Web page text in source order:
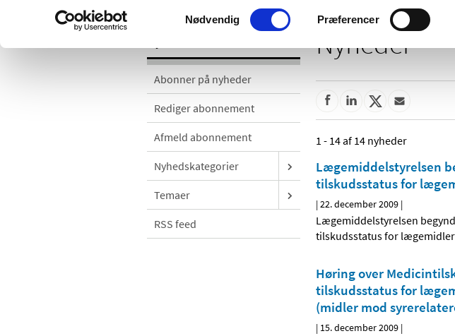
Samtykkevalg
Nødvendig Præferencer
Abonner på nyheder
Rediger abonnement
Afmeld abonnement
Nyhedskategorier
Temaer
RSS feed
Nyheder
1 - 14 af 14 nyheder
Lægemiddelstyrelsen
tilskudsstatus for
|22. december 2009 |
Lægemiddelstyrelsen
tilskudsstatus for lægemidler
Høring over
tilskudsstatus for
(midler mod
| 15. december 2009 |